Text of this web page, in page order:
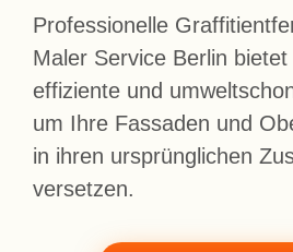
Professionelle
Maler Service Berlin bietet
effiziente und
um Ihre Fassaden und
in ihren ursprünglichen
versetzen.